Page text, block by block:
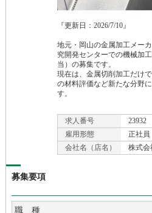
『更新日：2026/7/10』
地元・岡山の金属加工メー
究開発センターでの機械加
当）の募集です。
現在は、金属切削加工だけ
の材料評価など新たな分野
す。
求人番号
23932
雇用形態
正社員
会社名（店名）
株式会
募集要項
職 種